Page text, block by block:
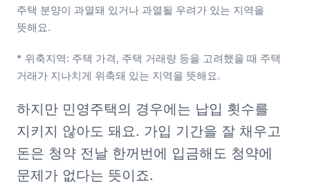
주택 분양이 과열돼 있거나 과열될 우려가 있는 지역을
뜻해요.
* 위축지역: 주택 가격, 주택 거래량 등을 고려했을 때 주택
거래가 지나치게 위축돼 있는 지역을 뜻해요.
하지만 민영주택의 경우에는 납입 횟수를
지키지 않아도 돼요. 가입 기간을 잘 채우고
돈은 청약 전날 한꺼번에 입금해도 청약에
문제가 없다는 뜻이죠.